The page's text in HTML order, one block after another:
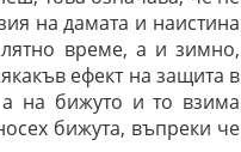
на дамата и наистина
време, а и зимно,
ефект на защита в
на бижуто и то взима
бижута, въпреки че